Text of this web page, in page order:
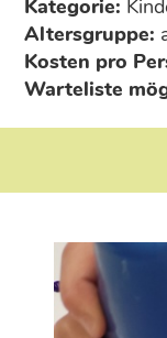
zaubern kann.
nur den Spaß
Entdecken.
Experimente
Kategorie:
Altersgruppe:
Kosten pro
Warteliste